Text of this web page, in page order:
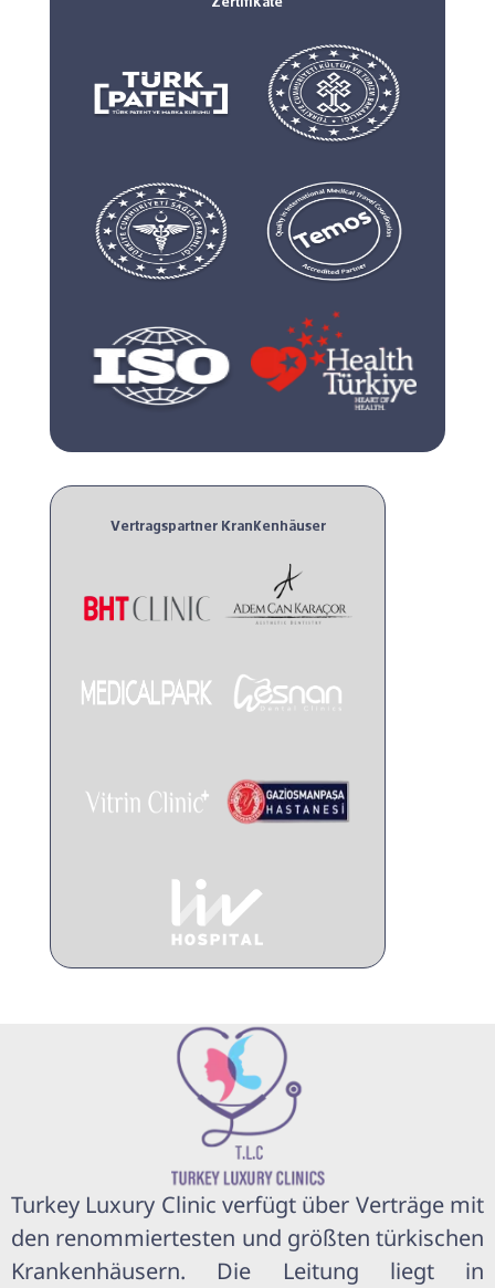
Vertragspartner Krankenhäuser
Turkey Luxury Clinic verfügt über Verträge mit
den renommiertesten und größten türkischen
Krankenhäusern. Die Leitung liegt in